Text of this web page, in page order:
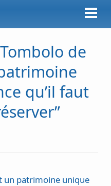
de
qu’il faut
un patrimoine unique